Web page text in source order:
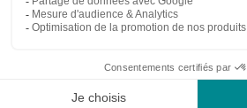
© 2026 Réseau immobilier l'Adresse
Webdesign by Tod.